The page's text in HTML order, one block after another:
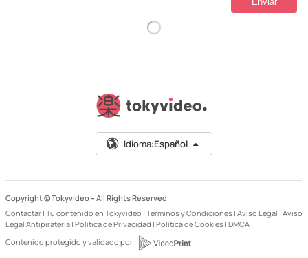
Idioma:Español
Copyright © Tokyvideo – All Rights Reserved
Contactar | Tu contenido en Tokyvideo | Términos y Condiciones | Aviso Legal | Aviso
Legal Antipiratería | Política de Privacidad | Política de Cookies | DMCA
Contenido protegido y validado por